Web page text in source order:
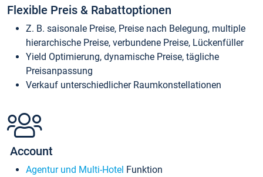
Flexible Preis & Rabattoptionen
Z. B. saisonale Preise, Preise nach Belegung, multiple
hierarchische Preise, verbundene Preise, Lückenfüller
Yield Optimierung, dynamische Preise, tägliche
Preisanpassung
Verkauf unterschiedlicher Raumkonstellationen
Account
Agentur und Multi-Hotel Funktion